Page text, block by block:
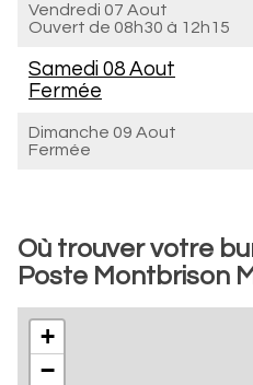
Vendredi 07 Aout
Ouvert de 08h30 à 12h15
Samedi 08 Aout
Fermée
Dimanche 09 Aout
Fermée
Où trouver votre
Poste Montbrison
+
−